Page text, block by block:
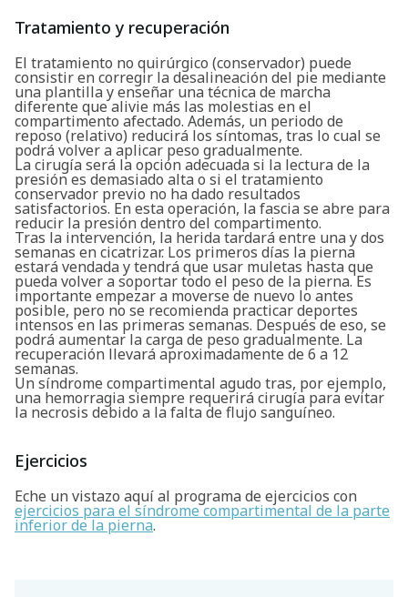
Buscar
Tratamiento y recuperación
El tratamiento no quirúrgico (conservador) puede
consistir en corregir la desalineación del pie mediante
una plantilla y enseñar una técnica de marcha
diferente que alivie más las molestias en el
compartimento afectado. Además, un periodo de
reposo (relativo) reducirá los síntomas, tras lo cual se
podrá volver a aplicar peso gradualmente.
La cirugía será la opción adecuada si la lectura de la
presión es demasiado alta o si el tratamiento
conservador previo no ha dado resultados
satisfactorios. En esta operación, la fascia se abre para
reducir la presión dentro del compartimento.
Tras la intervención, la herida tardará entre una y dos
semanas en cicatrizar. Los primeros días la pierna
estará vendada y tendrá que usar muletas hasta que
pueda volver a soportar todo el peso de la pierna. Es
importante empezar a moverse de nuevo lo antes
posible, pero no se recomienda practicar deportes
intensos en las primeras semanas. Después de eso, se
podrá aumentar la carga de peso gradualmente. La
recuperación llevará aproximadamente de 6 a 12
semanas.
Un síndrome compartimental agudo tras, por ejemplo,
una hemorragia siempre requerirá cirugía para evitar
la necrosis debido a la falta de flujo sanguíneo.
Ejercicios
Eche un vistazo aquí al programa de ejercicios con
ejercicios para el síndrome compartimental de la parte
inferior de la pierna.